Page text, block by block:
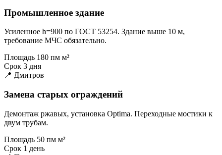
Промышленное здание
Усиленное h=900 по ГОСТ 53254. Здание выше 10 м,
требование МЧС обязательно.
Площадь 180 пм м²
Срок 3 дня
📍 Дмитров
Замена старых ограждений
Демонтаж ржавых, установка Optima. Переходные мостики к
двум трубам.
Площадь 50 пм м²
Срок 1 день